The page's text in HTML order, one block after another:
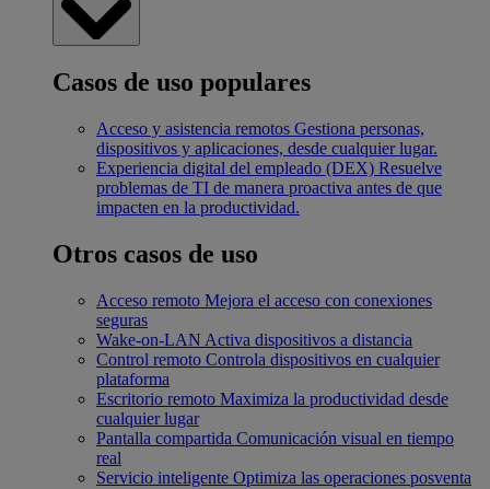
Casos de uso populares
Acceso y asistencia remotos Gestiona personas,
dispositivos y aplicaciones, desde cualquier lugar.
Experiencia digital del empleado (DEX) Resuelve
problemas de TI de manera proactiva antes de que
impacten en la productividad.
Otros casos de uso
Acceso remoto Mejora el acceso con conexiones
seguras
Wake-on-LAN Activa dispositivos a distancia
Control remoto Controla dispositivos en cualquier
plataforma
Escritorio remoto Maximiza la productividad desde
cualquier lugar
Pantalla compartida Comunicación visual en tiempo
real
Servicio inteligente Optimiza las operaciones posventa